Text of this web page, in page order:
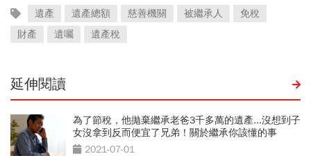
遺產 遺產總額 慈善機關 被繼承人
免稅
財產
遺囑 遺產稅
延伸閱讀
為了節稅，他拋棄繼承老爸3千多萬的遺產...沒想到子
女沒拿到反而便宜了兄弟！關於繼承你該懂的事
2021-07-01